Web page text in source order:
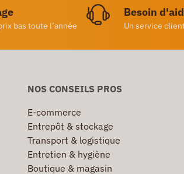
bas toute l’année
Besoin
Un service
NOS CONSEILS PROS
E-commerce
Entrepôt & stockage
Transport & logistique
Entretien & hygiène
Boutique & magasin